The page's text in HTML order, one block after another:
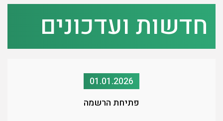
חדשות ועדכונים
01.01.2026
פתיחת הרשמה